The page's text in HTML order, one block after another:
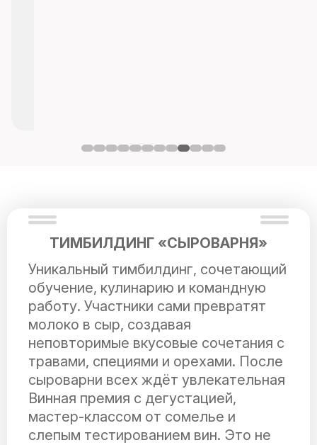
ТИМБИЛДИНГ «СЫРОВАРНЯ»
Уникальный тимбилдинг, сочетающий
обучение, кулинарию и командную
работу. Участники сами превратят
молоко в сыр, создавая
неповторимые вкусовые сочетания с
травами, специями и орехами. После
сыроварни всех ждёт увлекательная
Винная премия с дегустацией,
мастер-классом от сомелье и
слепым тестированием вин. Это не